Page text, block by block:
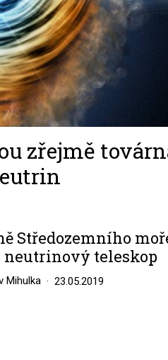
zřejmě
Středozemního
neutrinový teleskop
Mihulka 23.05.2019